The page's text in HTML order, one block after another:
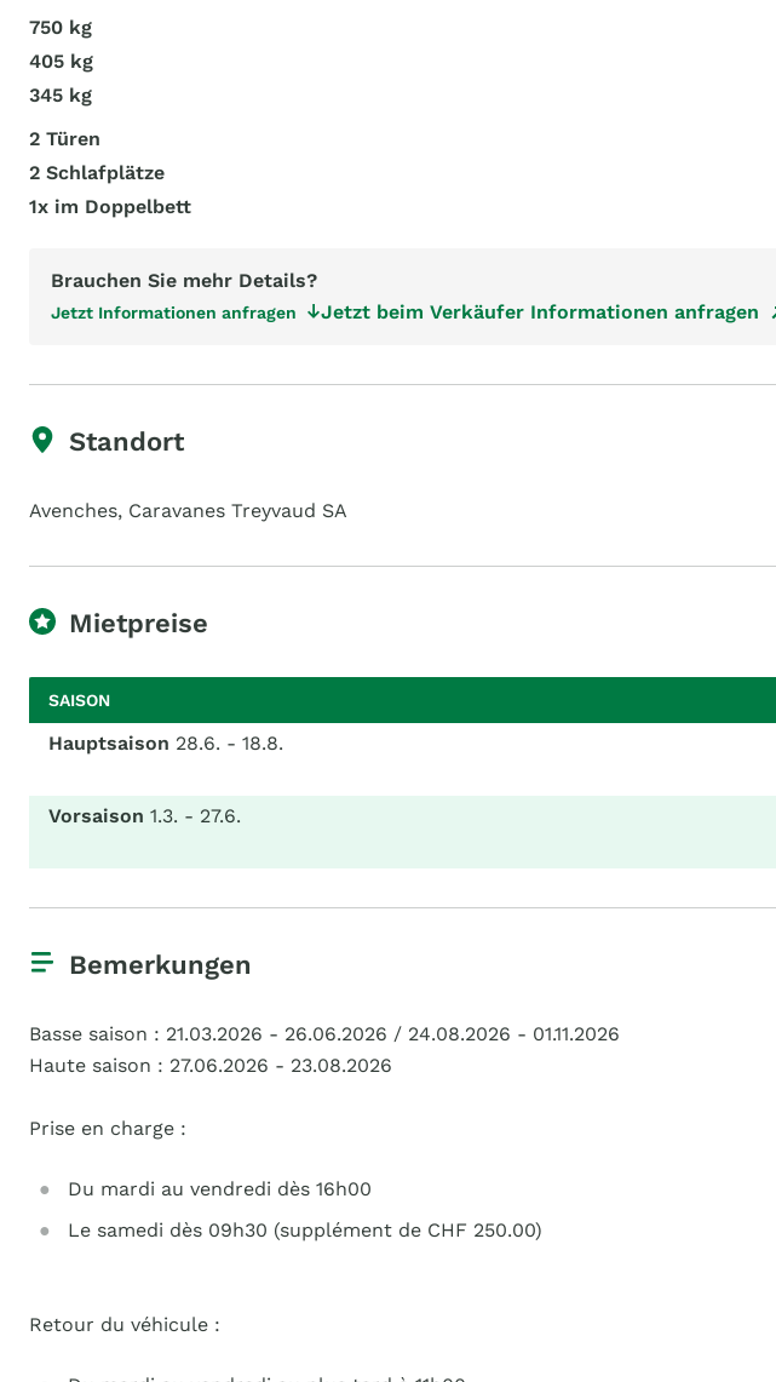
750 kg
405 kg
345 kg
2 Türen
2 Schlafplätze
1x im Doppelbett
Brauchen Sie mehr Details?
Jetzt Informationen anfragen Jetzt beim Verkäufer Informationen anfragen
Standort
Avenches, Caravanes Treyvaud SA
Mietpreise
SAISON
Hauptsaison 28.6. - 18.8.
Vorsaison 1.3. - 27.6.
Bemerkungen
Basse saison : 21.03.2026 - 26.06.2026 / 24.08.2026 - 01.11.2026
Haute saison : 27.06.2026 - 23.08.2026
Prise en charge :
Du mardi au vendredi dès 16h00
Le samedi dès 09h30 (supplément de CHF 250.00)
Retour du véhicule :